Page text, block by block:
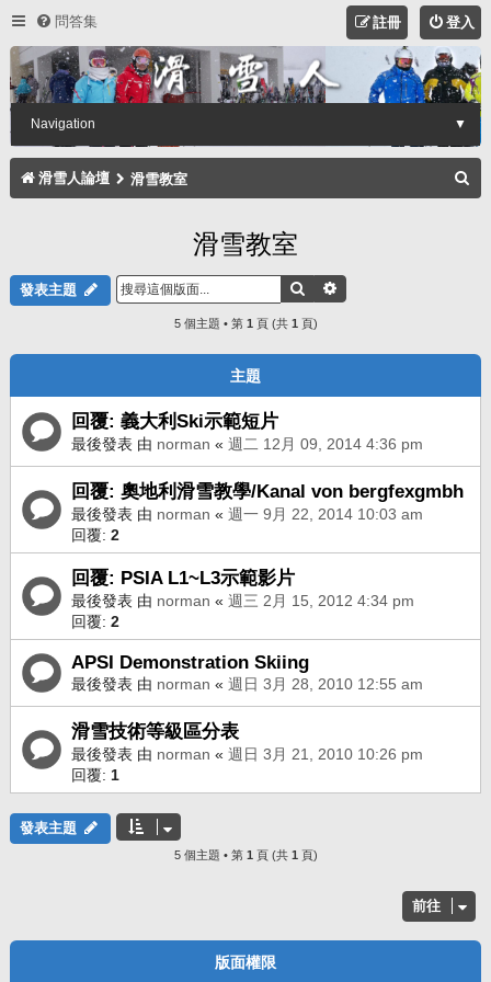
問答集 登入
註冊
Navigation ▼
滑雪人論壇 滑雪教室
滑雪教室
發表主題 搜尋
5 個主題 • 第 1 頁 (共 1 頁)
主題
回覆: 義大利Ski示範短片
最後發表 由 norman « 週二 12月 09, 2014 4:36 pm
回覆: 奧地利滑雪教學/Kanal von bergfexgmbh
最後發表 由 norman « 週一 9月 22, 2014 10:03 am
回覆: 2
回覆: PSIA L1~L3示範影片
最後發表 由 norman « 週三 2月 15, 2012 4:34 pm
回覆: 2
APSI Demonstration Skiing
最後發表 由 norman « 週日 3月 28, 2010 12:55 am
滑雪技術等級區分表
最後發表 由 norman « 週日 3月 21, 2010 10:26 pm
回覆: 1
發表主題
5 個主題 • 第 1 頁 (共 1 頁)
前往
版面權限